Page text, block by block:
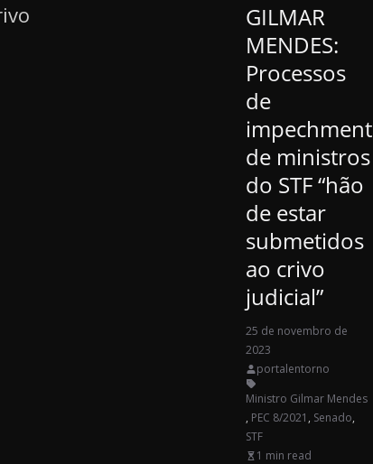
GILMAR
MENDES:
Processos
de
impechment
de ministros
do STF “hão
de estar
submetidos
ao crivo
judicial”
25 de novembro de
2023
portalentorno
Ministro Gilmar Mendes
, PEC 8/2021 , Senado,
STF
1 min read